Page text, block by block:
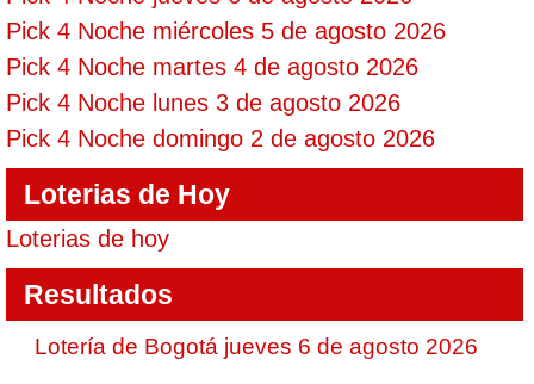
Pick 4 Noche miércoles 5 de agosto 2026
Pick 4 Noche martes 4 de agosto 2026
Pick 4 Noche lunes 3 de agosto 2026
Pick 4 Noche domingo 2 de agosto 2026
Loterias de Hoy
Loterias de hoy
Resultados
Lotería de Bogotá jueves 6 de agosto 2026